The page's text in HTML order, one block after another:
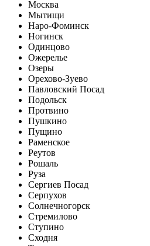
Москва
Мытищи
Наро-Фоминск
Ногинск
Одинцово
Ожерелье
Озеры
Орехово-Зуево
Павловский Посад
Подольск
Протвино
Пушкино
Пущино
Раменское
Реутов
Рошаль
Руза
Сергиев Посад
Серпухов
Солнечногорск
Стремилово
Ступино
Сходня